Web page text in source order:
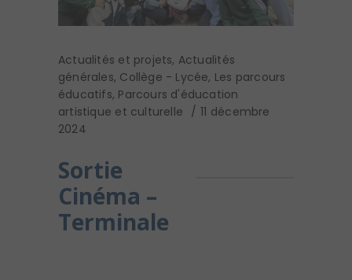
Actualités et projets, Actualités
générales, Collège - Lycée, Les parcours
éducatifs, Parcours d'éducation
artistique et culturelle
11 décembre
2024
Sortie
Cinéma –
Terminale